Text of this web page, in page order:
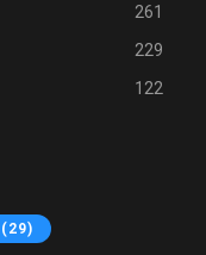
261
229
122
(29)